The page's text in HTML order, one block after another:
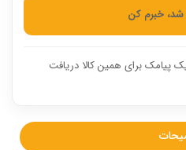
خبرم کن
پیامک برای همین کالا دریافت